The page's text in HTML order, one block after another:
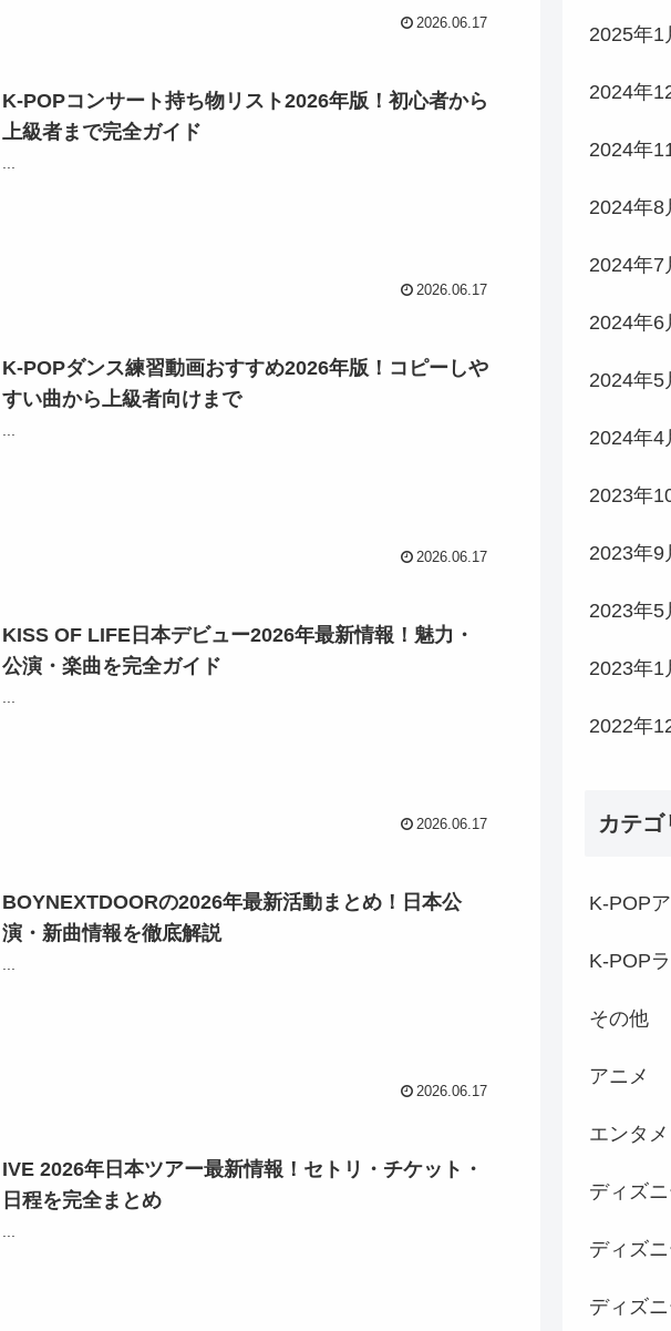
2026.06.17
K-POPコンサート持ち物リスト2026年版！初心者から
上級者まで完全ガイド
2026.06.17
K-POPダンス練習動画おすすめ2026年版！コピーしや
すい曲から上級者向けまで
2026.06.17
KISS OF LIFE日本デビュー2026年最新情報！魅力・
公演・楽曲を完全ガイド
2026.06.17
BOYNEXTDOORの2026年最新活動まとめ！日本公
演・新曲情報を徹底解説
2026.06.17
IVE 2026年日本ツアー最新情報！セトリ・チケット・
日程を完全まとめ
2025年1
2024年
2024年
2024年8
2024年7
2024年6
2024年5
2024年4
2023年
2023年9
2023年5
2023年1
2022年
カテゴ
K-POP
K-POP
その他
アニメ
エンタメ
ディズ
ディズ
ディズ